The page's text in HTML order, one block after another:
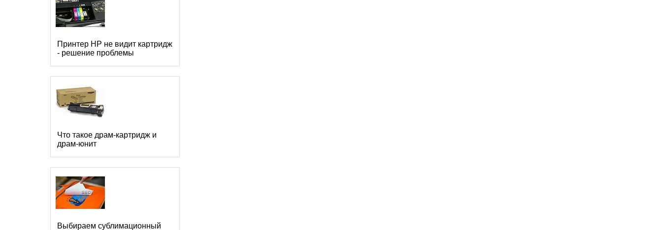
Принтер HP не видит картридж
- решение проблемы
Что такое драм-картридж и
драм-юнит
Выбираем сублимационный